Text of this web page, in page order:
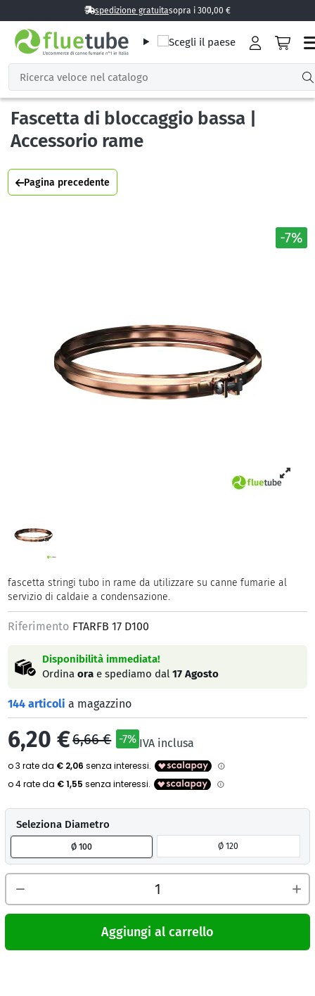
spedizione gratuitasopra i 300,00 €
Fascetta di bloccaggio bassa |
Accessorio rame
Pagina precedente
-7%
fascetta stringi tubo in rame da utilizzare su canne fumarie al
servizio di caldaie a condensazione.
Riferimento FTARFB 17 D100
Disponibilità immediata!
Ordinaora e spediamo dal17 Agosto
144 articolia magazzino
6,20 €6,66 € -7% IVA inclusa
Seleziona Diametro
Ø 100 Ø 120
Aggiungi al carrello